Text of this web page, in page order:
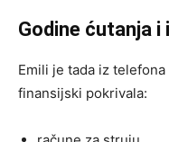
Godine ćutanja
Emili je tada iz
finansijski pokrivala: